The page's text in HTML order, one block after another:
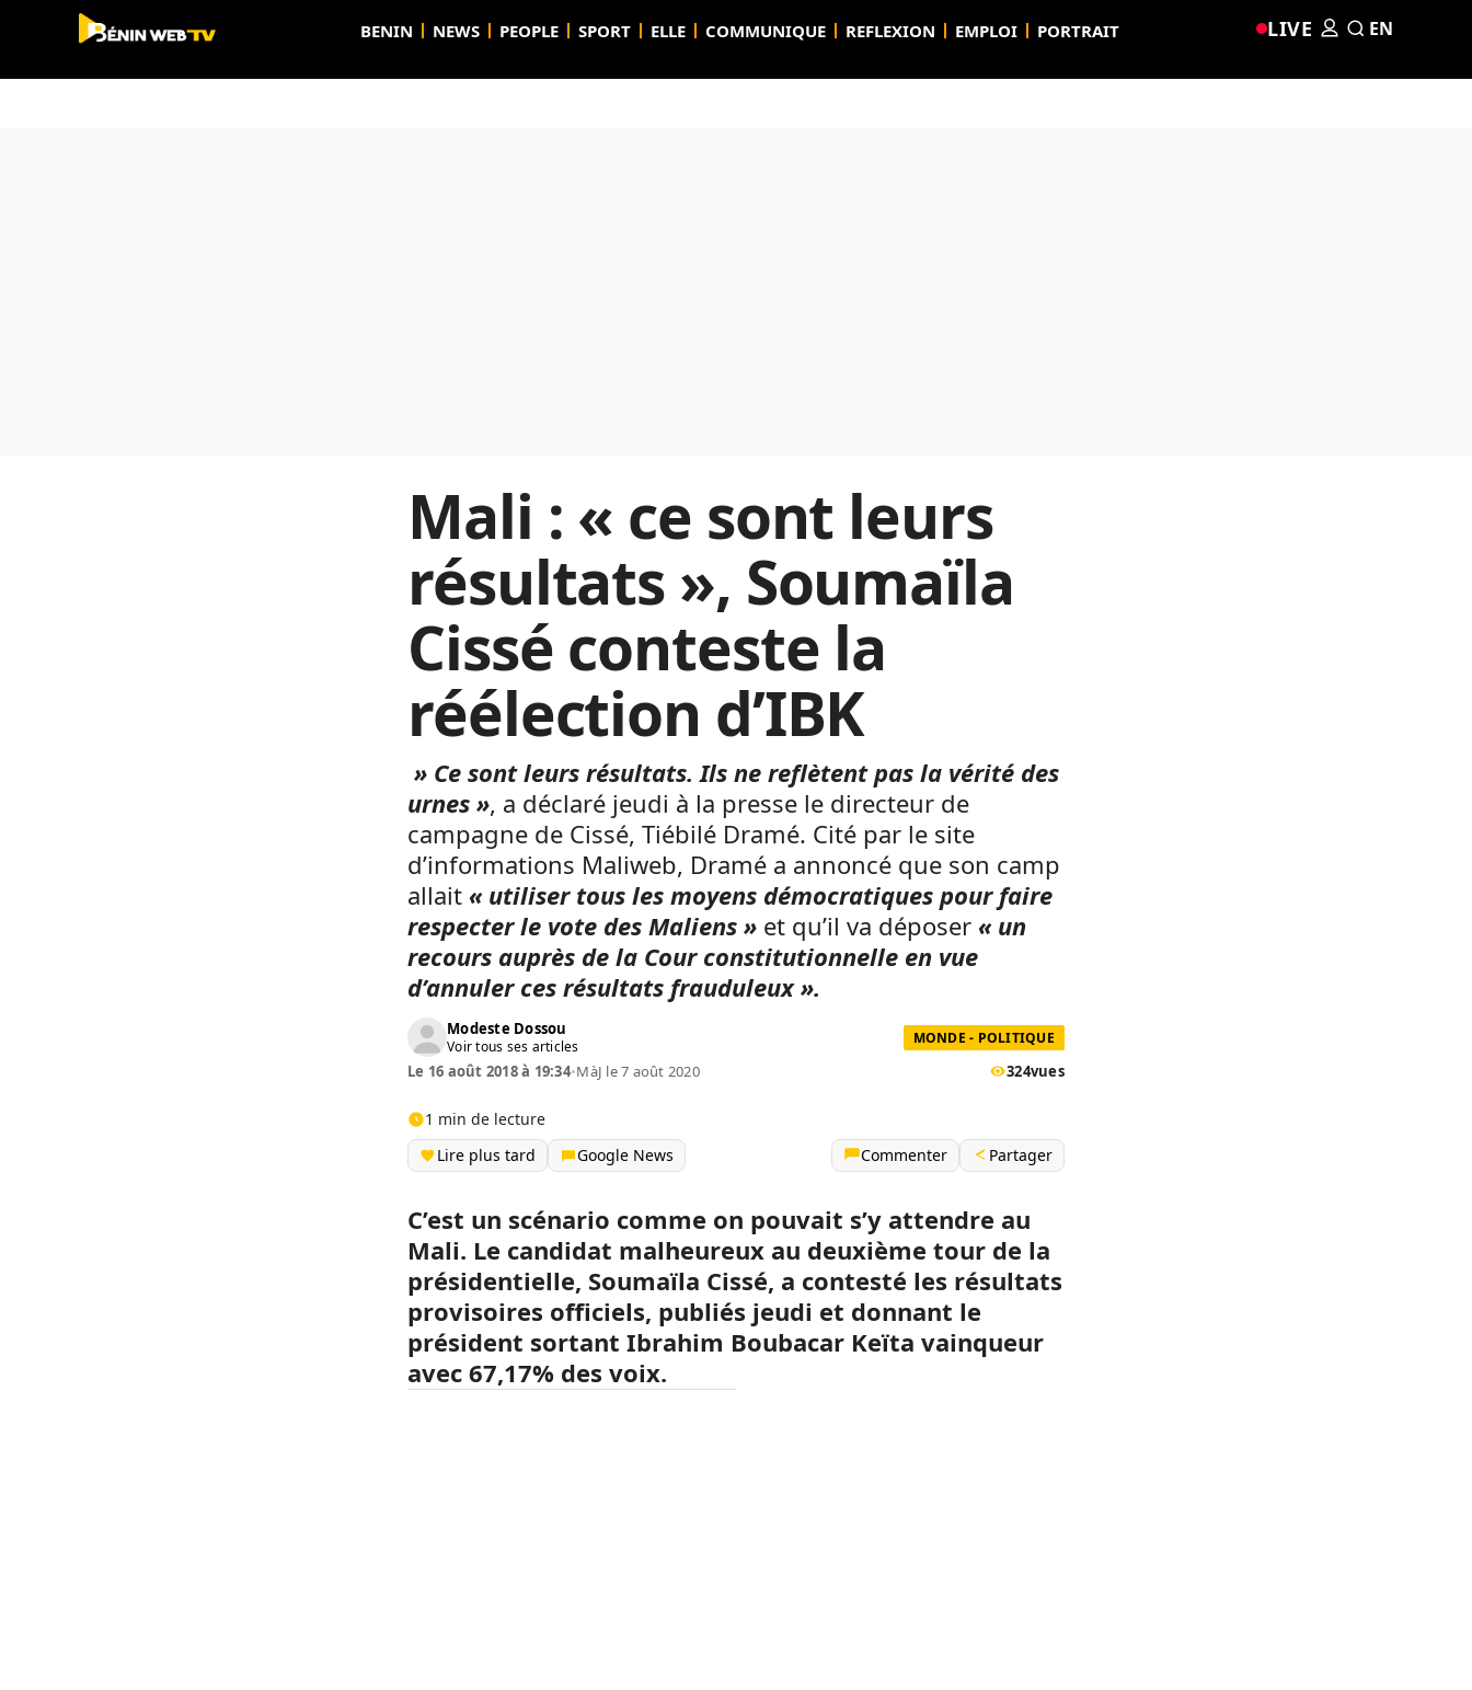
BENIN NEWS PEOPLE SPORT ELLE COMMUNIQUE REFLEXION EMPLOI PORTRAIT LIVE EN
Mali : « ce sont leurs
résultats », Soumaïla
Cissé conteste la
réélection d’IBK
» Ce sont leurs résultats. Ils ne reflètent pas la vérité des
urnes », a déclaré jeudi à la presse le directeur de
campagne de Cissé, Tiébilé Dramé. Cité par le site
d’informations Maliweb, Dramé a annoncé que son camp
allait « utiliser tous les moyens démocratiques pour faire
respecter le vote des Maliens » et qu’il va déposer « un
recours auprès de la Cour constitutionnelle en vue
d’annuler ces résultats frauduleux ».
Modeste Dossou
Voir tous ses articles MONDE - POLITIQUE
Le 16 août 2018 à 19:34•MàJ le 7 août 2020 324vues
1 min de lecture
Lire plus tard
Google News Commenter Partager
C’est un scénario comme on pouvait s’y attendre au
Mali. Le candidat malheureux au deuxième tour de la
présidentielle, Soumaïla Cissé, a contesté les résultats
provisoires officiels, publiés jeudi et donnant le
président sortant Ibrahim Boubacar Keïta vainqueur
avec 67,17% des voix.